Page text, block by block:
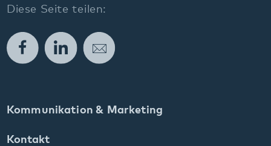
76889 Klingenmünster
T. 06349 900-0
E.
info@ pfalzklinikum.de